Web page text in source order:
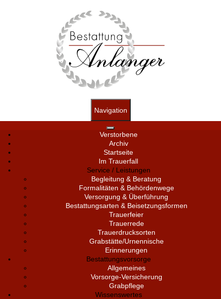
Navigation
Verstorbene
Archiv
Startseite
Im Trauerfall
Service / Leistungen
Begleitung & Beratung
Formalitäten & Behördenwege
Versorgung & Überführung
Bestattungsarten & Beisetzungsformen
Trauerfeier
Trauerrede
Trauerdrucksorten
Grabstätte/Urnennische
Erinnerungen
Bestattungsvorsorge
Allgemeines
Vorsorge-Versicherung
Grabpflege
Wissenswertes